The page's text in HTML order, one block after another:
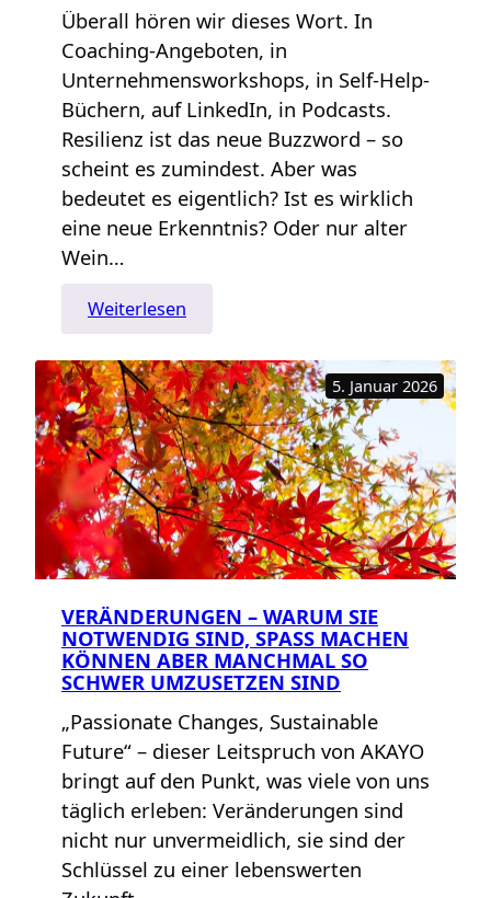
Überall hören wir dieses Wort. In
Coaching-Angeboten, in
Unternehmensworkshops, in Self-Help-
Büchern, auf LinkedIn, in Podcasts.
Resilienz ist das neue Buzzword – so
scheint es zumindest. Aber was
bedeutet es eigentlich? Ist es wirklich
eine neue Erkenntnis? Oder nur alter
Wein…
Weiterlesen
Resilienz:
Warum
wir
alle
darüber
reden
–
aber
nicht
alle
was
es
bedeutet
5. Januar 2026
VERÄNDERUNGEN – WARUM SIE
NOTWENDIG SIND, SPASS MACHEN K
ÖNNEN ABER MANCHMAL SO S
CHWER UMZUSETZEN SIND
„Passionate Changes, Sustainable
Future“ – dieser Leitspruch von AKAYO
bringt auf den Punkt, was viele von uns
täglich erleben: Veränderungen sind
nicht nur unvermeidlich, sie sind der
Schlüssel zu einer lebenswerten